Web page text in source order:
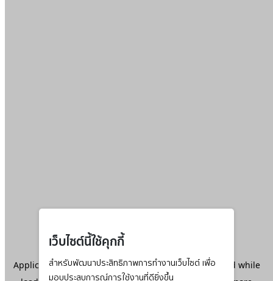
เว็บไซต์นี้ใช้คุกกี้
สำหรับพัฒนาประสิทธิภาพการทำงานเว็บไซต์ เพื่อ
มอบประสบการณ์การใช้งานที่ดียิ่งขึ้น
Application error: aclient-side exception has occurred while